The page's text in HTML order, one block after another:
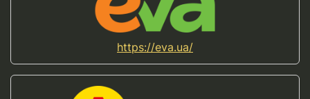
https://eva.ua/